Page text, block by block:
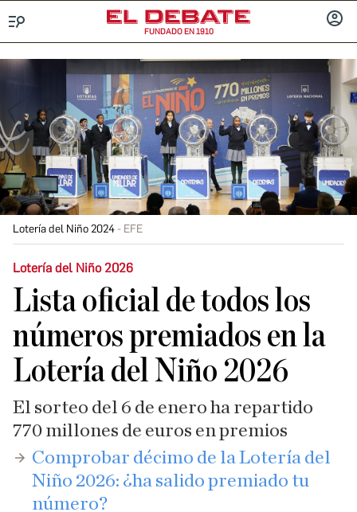
FUNDADO EN 1910
Lotería del Niño 2024 EFE
Lotería del Niño 2026
Lista oficial de todos los
números premiados en la
Lotería del Niño 2026
El sorteo del 6 de enero ha repartido
770 millones de euros en premios
​Comprobar décimo de la Lotería del
Niño 2026: ¿ha salido premiado tu
número?